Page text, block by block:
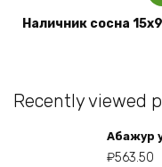
Наличник сосна
Recently viewed
Абажур
₽563.50